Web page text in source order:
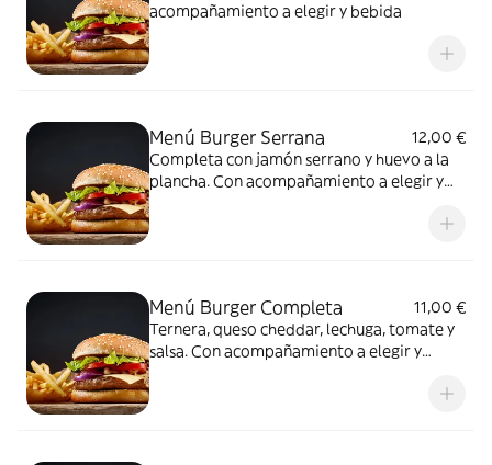
acompañamiento a elegir y bebida
Menú Burger Serrana
12,00 €
Completa con jamón serrano y huevo a la
plancha. Con acompañamiento a elegir y
Menú Burger Completa
11,00 €
Ternera, queso cheddar, lechuga, tomate y
salsa. Con acompañamiento a elegir y